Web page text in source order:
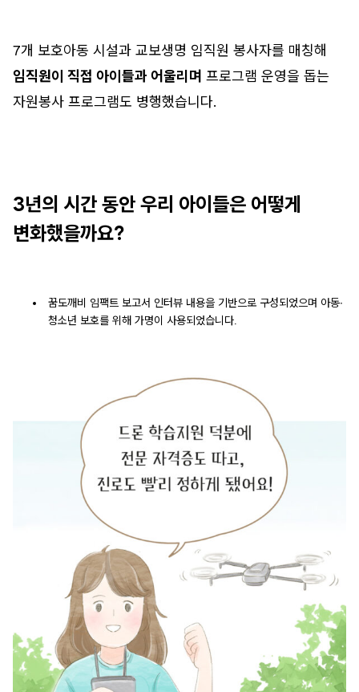
7개 보호아동 시설과 교보생명 임직원 봉사자를 매칭해
임직원이 직접 아이들과 어울리며 프로그램 운영을 돕는
자원봉사 프로그램도 병행했습니다.
3년의 시간 동안 우리 아이들은 어떻게
변화했을까요?
꿈도깨비 임팩트 보고서 인터뷰 내용을 기반으로 구성되었으며 아동∙
청소년 보호를 위해 가명이 사용되었습니다.